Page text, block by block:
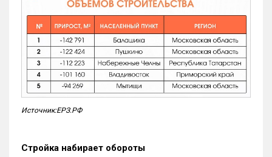
Источник:ЕРЗ.РФ
Стройка набирает обороты